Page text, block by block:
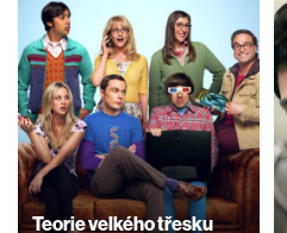
Teorie velkého třesku